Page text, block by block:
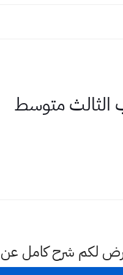
الثالث متوسط
لكم شرح كامل عن